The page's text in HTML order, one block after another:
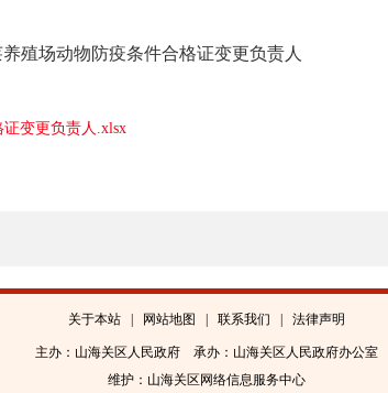
殖场动物防疫条件合格证变更负责人
证变更负责人.xlsx
关于本站 网站地图 联系我们 法律声明
主办：山海关区人民政府 承办：山海关区人民政府办公室
维护：山海关区网络信息服务中心